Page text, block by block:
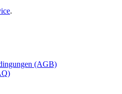
.
(AGB)